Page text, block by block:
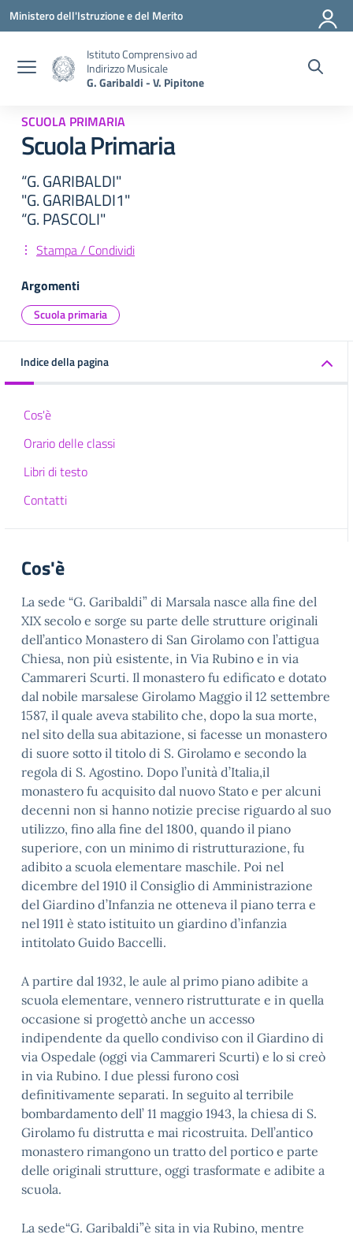
Vai ai contenuti
Vai al menu di navigazione
Vai al footer
Ministero dell'Istruzione e del Merito
Istituto Comprensivo ad
Indirizzo Musicale
G. Garibaldi - V. Pipitone
SCUOLA PRIMARIA
Scuola Primaria
“G. GARIBALDI"
"G. GARIBALDI1"
“G. PASCOLI"
Stampa / Condividi
Argomenti
Scuola primaria
Indice della pagina
Cos'è
Orario delle classi
Libri di testo
Contatti
Cos'è
La sede “G. Garibaldi” di Marsala nasce alla fine del
XIX secolo e sorge su parte delle strutture originali
dell’antico Monastero di San Girolamo con l’attigua
Chiesa, non più esistente, in Via Rubino e in via
Cammareri Scurti. Il monastero fu edificato e dotato
dal nobile marsalese Girolamo Maggio il 12 settembre
1587, il quale aveva stabilito che, dopo la sua morte,
nel sito della sua abitazione, si facesse un monastero
di suore sotto il titolo di S. Girolamo e secondo la
regola di S. Agostino. Dopo l’unità d’Italia,il
monastero fu acquisito dal nuovo Stato e per alcuni
decenni non si hanno notizie precise riguardo al suo
utilizzo, fino alla fine del 1800, quando il piano
superiore, con un minimo di ristrutturazione, fu
adibito a scuola elementare maschile. Poi nel
dicembre del 1910 il Consiglio di Amministrazione
del Giardino d’Infanzia ne otteneva il piano terra e
nel 1911 è stato istituito un giardino d’infanzia
intitolato Guido Baccelli.
A partire dal 1932, le aule al primo piano adibite a
scuola elementare, vennero ristrutturate e in quella
occasione si progettò anche un accesso
indipendente da quello condiviso con il Giardino di
via Ospedale (oggi via Cammareri Scurti) e lo si creò
in via Rubino. I due plessi furono così
definitivamente separati. In seguito al terribile
bombardamento dell’ 11 maggio 1943, la chiesa di S.
Girolamo fu distrutta e mai ricostruita. Dell’antico
monastero rimangono un tratto del portico e parte
delle originali strutture, oggi trasformate e adibite a
scuola.
La sede“G. Garibaldi”è sita in via Rubino, mentre